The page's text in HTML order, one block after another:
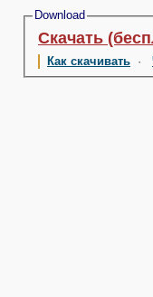
Download
Скачать
Как скачивать ·